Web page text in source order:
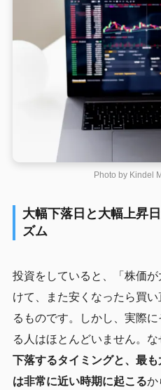
Photo by Kindel
大幅下落日と大幅上昇
ズム
投資をしていると、「株価
けて、また安くなったら買
るものです。しかし、実際
る人はほとんどいません。な
下落するタイミングと、最
は非常に近い時期に起こるか